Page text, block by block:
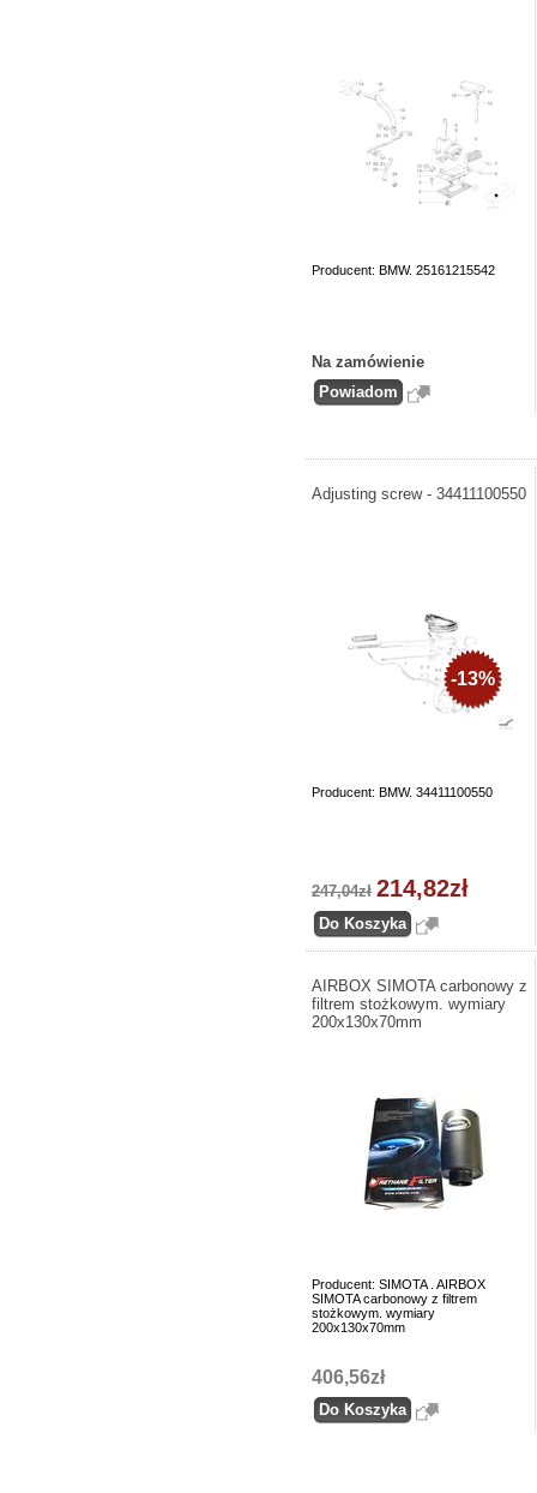
Producent: BMW. 25161215542
Na zamówienie
Adjusting screw - 34411100550
Producent: BMW. 34411100550
-13%
247,04zł 214,82zł
AIRBOX SIMOTA carbonowy z
filtrem stożkowym. wymiary
200x130x70mm
Producent: SIMOTA . AIRBOX
SIMOTA carbonowy z filtrem
stożkowym. wymiary
200x130x70mm
406,56zł